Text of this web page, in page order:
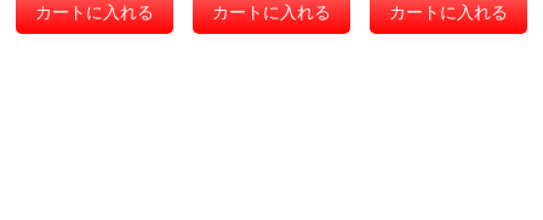
カートに入れる カートに入れる カートに入れる